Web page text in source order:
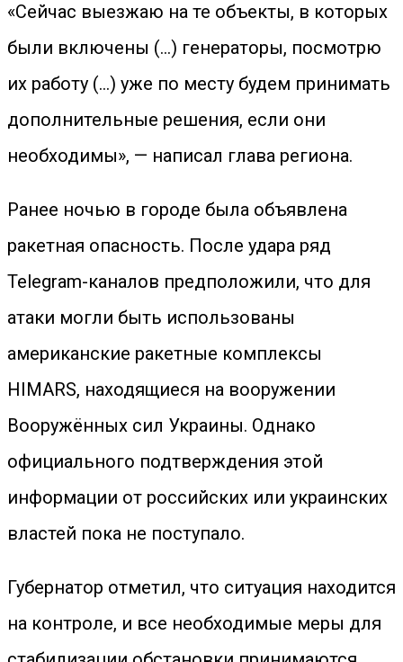
«Сейчас выезжаю на те объекты, в которых
были включены (...) генераторы, посмотрю
их работу (...) уже по месту будем принимать
дополнительные решения, если они
необходимы», — написал глава региона.
Ранее ночью в городе была объявлена
ракетная опасность. После удара ряд
Telegram-каналов предположили, что для
атаки могли быть использованы
американские ракетные комплексы
HIMARS, находящиеся на вооружении
Вооружённых сил Украины. Однако
официального подтверждения этой
информации от российских или украинских
властей пока не поступало.
Губернатор отметил, что ситуация находится
на контроле, и все необходимые меры для